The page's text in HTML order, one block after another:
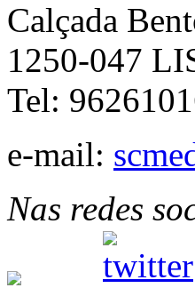
Calçada
1250-047
Tel:
e-mail:
Nas redes